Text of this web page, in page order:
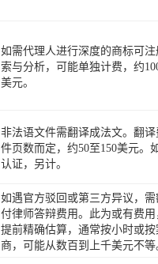
如需代理人进行深度的商标可
索与分析，可能单独计费，约
美元。
非法语文件需翻译成法文。翻
件页数而定，约50至150美元。
认证，另计。
如遇官方驳回或第三方异议，需
付律师答辩费用。此为或有费用
提前精确估算，通常按小时或
商，可能从数百到上千美元不等